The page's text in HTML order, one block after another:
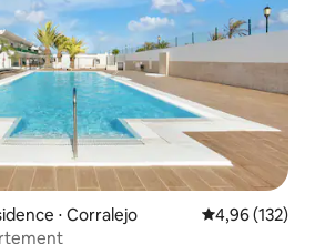
⋅ Corralejo Évaluation
4,96 (132)